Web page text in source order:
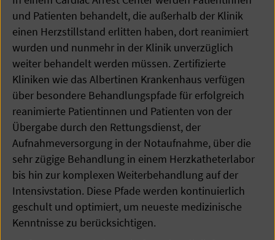
und Patienten behandelt, die außerhalb der Klinik
einen Herzstillstand erlitten haben, dort reanimiert
wurden und nunmehr in der Klinik unverzüglich
weiter behandelt werden müssen. Zertifizierte
Kliniken wie das Albertinen Krankenhaus verfügen
über besondere Behandlungspfade für erfolgreich
reanimierte Patientinnen und Patienten von der
Übergabe durch den Rettungsdienst, der
Aufnahmeversorgung in der Notaufnahme, über die
sehr zügige Behandlung in einem Herzkatheterlabor
bis hin zur komplexen Weiterbehandlung auf der
Intensivstation. Diese Pfade werden kontinuierlich
geschult und optimiert, um neueste medizinische
Kenntnisse zu berücksichtigen.